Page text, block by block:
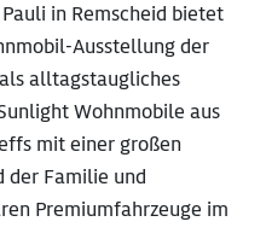
in Remscheid bietet
Ausstellung der
alltagstaugliches
Wohnmobile aus
mit einer großen
der Familie und
Premiumfahrzeuge im